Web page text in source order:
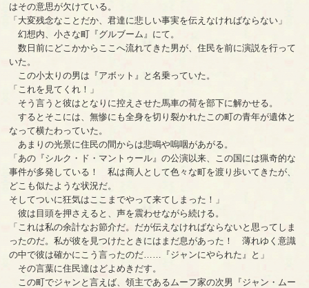
はその意思が欠けている。
「大変残念なことだか、君達に悲しい事実を伝えなければならない」
幻想内、小さな町『グルブーム』にて。
数日前にどこかからここへ流れてきた男が、住民を前に演説を行って
いた。
この小太りの男は『アボット』と名乗っていた。
「これを見てくれ！」
そう言うと彼はとなりに控えさせた馬車の荷を部下に解かせる。
するとそこには、無惨にも全身を切り裂かれたこの町の青年が遺体と
なって横たわっていた。
あまりの光景に住民の間からは悲鳴や嗚咽があがる。
「あの『シルク・ド・マントゥール』の公演以来、この国には猟奇的な
事件が多発している！ 私は商人として色々な町を渡り歩いてきたが、
どこも似たような状況だ。
そしてついに狂気はここまでやって来てしまった！」
彼は目頭を押さえると、声を震わせながら続ける。
「これは私の余計なお節介だ。だが伝えなければならないと思ってしま
ったのだ。私が彼を見つけたときにはまだ息があった！ 薄れゆく意識
の中で彼は確かにこう言ったのだ……『ジャンにやられた』と」
その言葉に住民達はどよめきだす。
この町でジャンと言えば、領主であるムーフ家の次男『ジャン・ムー